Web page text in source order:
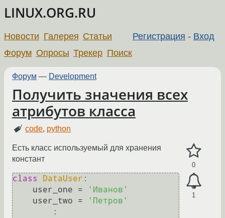
LINUX.ORG.RU
Регистрация - Вход
Новости Галерея Статьи
Форум Опросы Трекер Поиск
Форум — Development
Получить значения всех
атрибутов класса
code, python
0
1
Есть класс используемый для хранения
констант
class DataUser :
    user_one =
'Иванов'
    user_two =
'Петров'